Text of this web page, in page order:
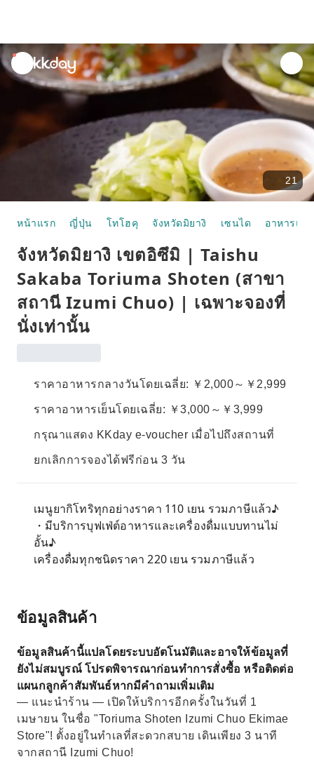
unread
notifications
21
หน้าแรก ญี่ปุ่น โทโฮคุ จังหวัดมิยางิ เซนได อาหารแล
จังหวัดมิยางิ เขตอิซึมิ | Taishu
Sakaba Toriuma Shoten (สาขา
สถานี Izumi Chuo) | เฉพาะจองที่
นั่งเท่านั้น
ราคาอาหารกลางวันโดยเฉลี่ย: ￥2,000～￥2,999
ราคาอาหารเย็นโดยเฉลี่ย: ￥3,000～￥3,999
กรุณาแสดง KKday e-voucher เมื่อไปถึงสถานที่
ยกเลิกการจองได้ฟรีก่อน 3 วัน
เมนูยากิโทริทุกอย่างราคา 110 เยน รวมภาษีแล้ว♪
・มีบริการบุฟเฟ่ต์อาหารและเครื่องดื่มแบบทานไม่
อั้น♪
เครื่องดื่มทุกชนิดราคา 220 เยน รวมภาษีแล้ว
ข้อมูลสินค้า
ข้อมูลสินค้านี้แปลโดยระบบอัตโนมัติและอาจให้ข้อมูลที่
ยังไม่สมบูรณ์ โปรดพิจารณาก่อนทำการสั่งซื้อ หรือติดต่อ
แผนกลูกค้าสัมพันธ์หากมีคำถามเพิ่มเติม
— แนะนำร้าน — เปิดให้บริการอีกครั้งในวันที่ 1
เมษายน ในชื่อ "Toriuma Shoten Izumi Chuo Ekimae
Store"! ตั้งอยู่ในทำเลที่สะดวกสบาย เดินเพียง 3 นาที
จากสถานี Izumi Chuo!